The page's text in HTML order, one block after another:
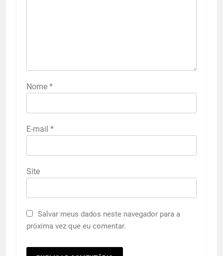
Nome *
E-mail *
Site
Salvar meus dados neste navegador para a
próxima vez que eu comentar.